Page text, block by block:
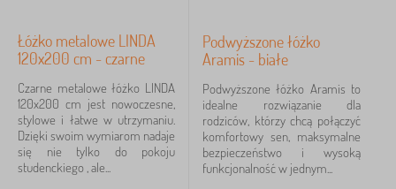
więcej
Cena
37 Zł17 893 Zł
Łóżko metalowe LINDA
120x200 cm - czarne
Czarne metalowe łóżko LINDA
120x200 cm jest nowoczesne,
stylowe i łatwe w utrzymaniu.
Dzięki swoim wymiarom nadaje
się nie tylko do pokoju
studenckiego , ale...
Podwyższone łóżko
Aramis - białe
Podwyższone łóżko Aramis to
idealne rozwiązanie dla
rodziców, którzy chcą połączyć
komfortowy sen, maksymalne
bezpieczeństwo i wysoką
funkcjonalność w jednym...